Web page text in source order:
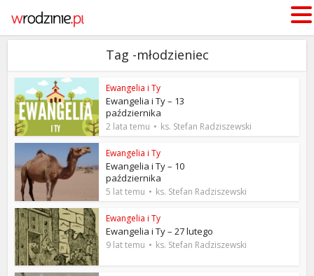
Tag -młodzieniec
Ewangelia i Ty
Ewangelia i Ty – 13
października
2 lata temu ks. Stefan Radziszewski
Ewangelia i Ty
Ewangelia i Ty – 10
października
5 lat temu ks. Stefan Radziszewski
Ewangelia i Ty
Ewangelia i Ty – 27 lutego
9 lat temu ks. Stefan Radziszewski